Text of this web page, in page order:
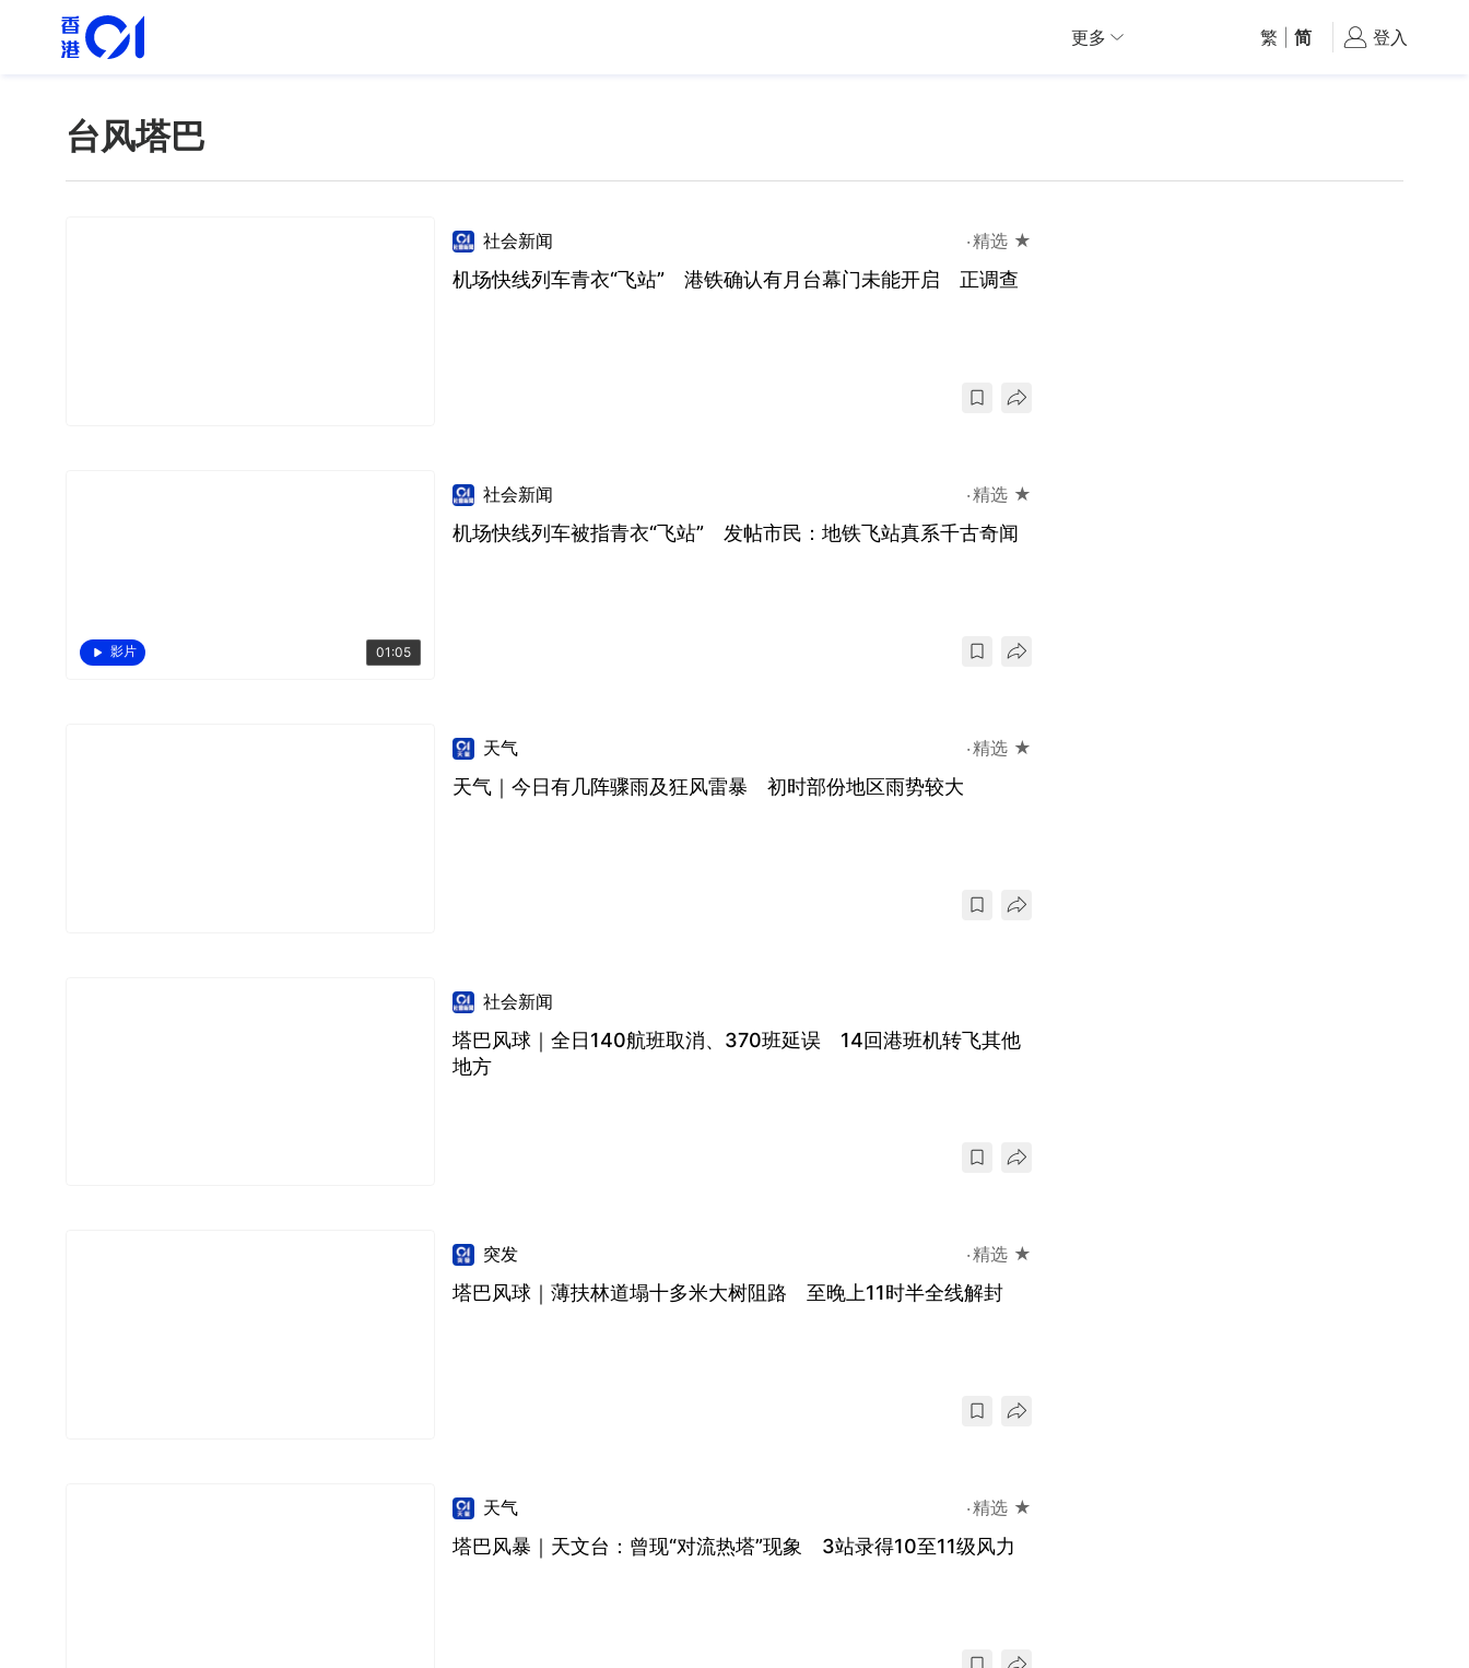
更多 繁 简 登入
台风塔巴
社会新闻 精选 ★
机场快线列车青衣“飞站” 港铁确认有月台幕门未能开启 正调查
影片 01:05
社会新闻 精选 ★
机场快线列车被指青衣“飞站” 发帖市民：地铁飞站真系千古奇闻
天气 精选 ★
天气｜今日有几阵骤雨及狂风雷暴 初时部份地区雨势较大
社会新闻
塔巴风球｜全日140航班取消、370班延误 14回港班机转飞其他
地方
突发 精选 ★
塔巴风球｜薄扶林道塌十多米大树阻路 至晚上11时半全线解封
天气 精选 ★
塔巴风暴｜天文台：曾现“对流热塔”现象 3站录得10至11级风力